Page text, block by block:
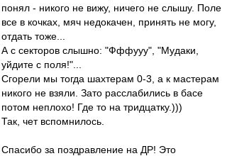
понял - никого не вижу, ничего не слышу. Поле
все в кочках, мяч недокачен, принять не могу,
отдать тоже...
А с секторов слышно: "Фффууу", "Мудаки,
уйдите с поля!"...
Сгорели мы тогда шахтерам 0-3, а к мастерам
никого не взяли. Зато расслабились в басе
потом неплохо! Где то на тридцатку.)))
Так, чет вспомнилось.
Спасибо за поздравление на ДР! Это